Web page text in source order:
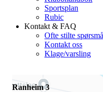
Sportsplan
Rubic
Kontakt & FAQ
Ofte stilte
Kontakt oss
Klage/varsling
Ranheim 3